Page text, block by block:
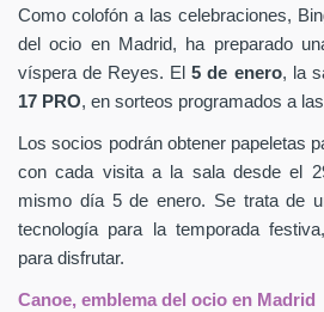
Como colofón a las celebraciones,
del ocio en Madrid, ha preparado
víspera de Reyes. El5 de enero, la
17 PRO, en sorteos programados a las
Los socios podrán obtener papeletas
con cada visita a la sala desde el
mismo día 5 de enero. Se trata de
tecnología para la temporada
para disfrutar.
Canoe, emblema del ocio en Madrid